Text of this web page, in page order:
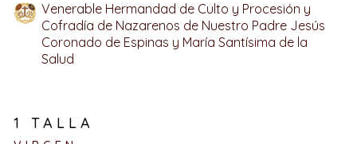
Venerable Hermandad de Culto y Procesión y
Cofradía de Nazarenos de Nuestro Padre Jesús
Coronado de Espinas y María Santísima de la
Salud
1 TALLA